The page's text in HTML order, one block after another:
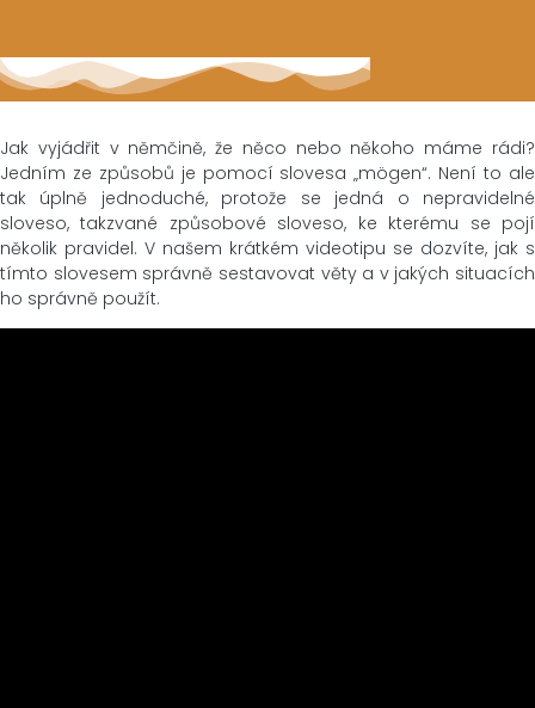
Jak vyjádřit v němčině, že něco nebo někoho máme rádi?
Jedním ze způsobů je pomocí slovesa „mögen“. Není to ale
tak úplně jednoduché, protože se jedná o nepravidelné
sloveso, takzvané způsobové sloveso, ke kterému se pojí
několik pravidel. V našem krátkém videotipu se dozvíte, jak s
tímto slovesem správně sestavovat věty a v jakých situacích
ho správně použít.